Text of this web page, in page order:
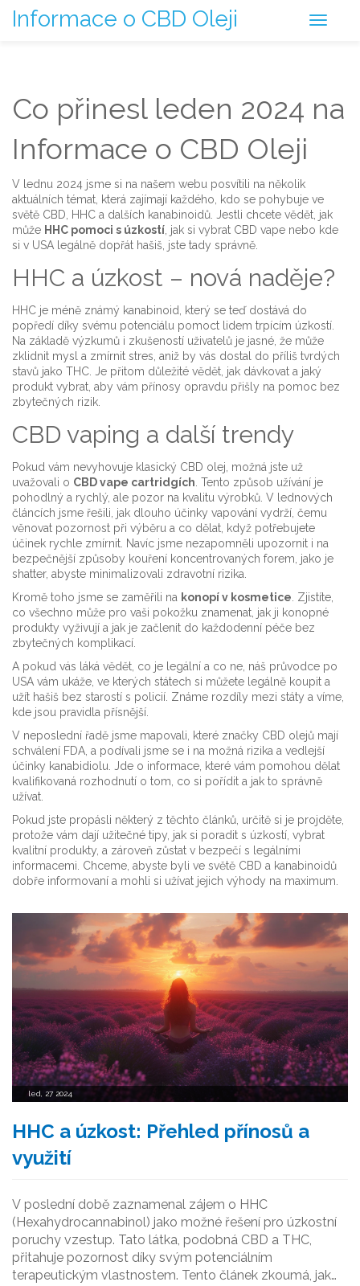
Informace o CBD Oleji
Co přinesl leden 2024 na
Informace o CBD Oleji
V lednu 2024 jsme si na našem webu posvítili na několik
aktuálních témat, která zajímají každého, kdo se pohybuje ve
světě CBD, HHC a dalších kanabinoidů. Jestli chcete vědět, jak
může HHC pomoci s úzkostí , jak si vybrat CBD vape nebo kde
si v USA legálně dopřát hašiš, jste tady správně.
HHC a úzkost – nová naděje?
HHC je méně známý kanabinoid, který se teď dostává do
popředí díky svému potenciálu pomoct lidem trpícím úzkostí.
Na základě výzkumů i zkušeností uživatelů je jasné, že může
zklidnit mysl a zmírnit stres, aniž by vás dostal do příliš tvrdých
stavů jako THC. Je přitom důležité vědět, jak dávkovat a jaký
produkt vybrat, aby vám přínosy opravdu přišly na pomoc bez
zbytečných rizik.
CBD vaping a další trendy
Pokud vám nevyhovuje klasický CBD olej, možná jste už
uvažovali o CBD vape cartridgích . Tento způsob užívání je
pohodlný a rychlý, ale pozor na kvalitu výrobků. V lednových
článcích jsme řešili, jak dlouho účinky vapování vydrží, čemu
věnovat pozornost při výběru a co dělat, když potřebujete
účinek rychle zmírnit. Navíc jsme nezapomněli upozornit i na
bezpečnější způsoby kouření koncentrovaných forem, jako je
shatter, abyste minimalizovali zdravotní rizika.
Kromě toho jsme se zaměřili na konopí v kosmetice . Zjistíte,
co všechno může pro vaši pokožku znamenat, jak ji konopné
produkty vyživují a jak je začlenit do každodenní péče bez
zbytečných komplikací.
A pokud vás láká vědět, co je legální a co ne, náš průvodce po
USA vám ukáže, ve kterých státech si můžete legálně koupit a
užít hašiš bez starostí s policií. Známe rozdíly mezi státy a víme,
kde jsou pravidla přísnější.
V neposlední řadě jsme mapovali, které značky CBD olejů mají
schválení FDA, a podívali jsme se i na možná rizika a vedlejší
účinky kanabidiolu. Jde o informace, které vám pomohou dělat
kvalifikovaná rozhodnutí o tom, co si pořídit a jak to správně
užívat.
Pokud jste propásli některý z těchto článků, určitě si je projděte,
protože vám dají užitečné tipy, jak si poradit s úzkostí, vybrat
kvalitní produkty, a zároveň zůstat v bezpečí s legálními
informacemi. Chceme, abyste byli ve světě CBD a kanabinoidů
dobře informovaní a mohli si užívat jejich výhody na maximum.
led, 27 2024
HHC a úzkost: Přehled přínosů a
využití
V poslední době zaznamenal zájem o HHC
(Hexahydrocannabinol) jako možné řešení pro úzkostní
poruchy vzestup. Tato látka, podobná CBD a THC,
přitahuje pozornost díky svým potenciálním
terapeutickým vlastnostem. Tento článek zkoumá, jak